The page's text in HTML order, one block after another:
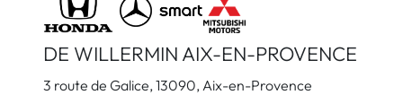
DE WILLERMIN AIX-EN-PROVENCE
3 route de Galice, 13090, Aix-en-Provence